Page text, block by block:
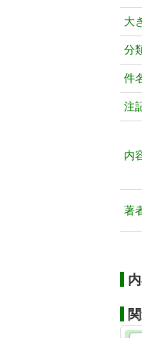
大
分
件
注
内
著